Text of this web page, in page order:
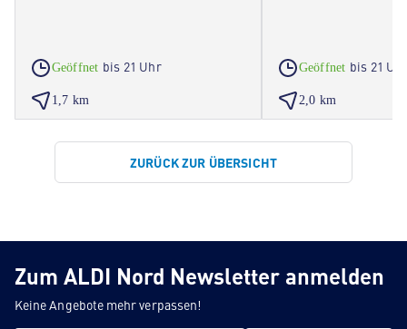
Geöffnet bis 21 Uhr
1,7 km
Geöffnet bis 21
2,0 km
ZURÜCK ZUR ÜBERSICHT
Zum ALDI Nord Newsletter anmelden
Keine Angebote mehr verpassen!